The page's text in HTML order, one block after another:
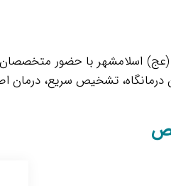
(عج) اسلامشهر با حضور
تشخیص سریع، درمان